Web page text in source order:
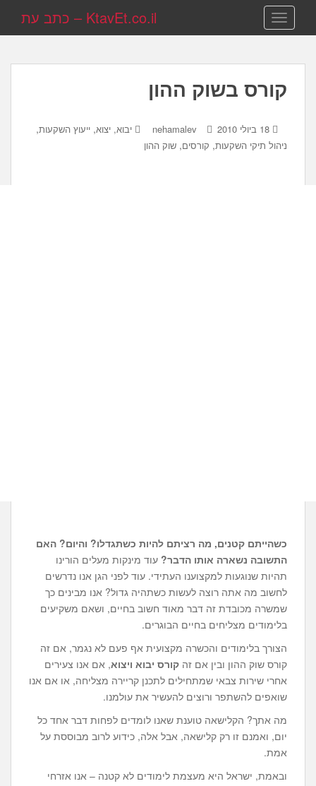
TOGGLE NAVIGATION KtavEt.co.il – כתב עת
קורס בשוק ההון
18 ביולי 2010 nehamalev יבוא, יצוא, ייעוץ השקעות,
ניהול תיקי השקעות, קורסים, שוק ההון
כשהייתם קטנים, מה רציתם להיות כשתגדלו? והיום? האם
התשובה נשארה אותו הדבר? עוד מינקות מעלים הורינו
תהיות שנוגעות למקצוענו העתידי. עוד לפני הגן אנו נדרשים
לחשוב מה אתה רוצה לעשות כשתהיה גדול? אנו מבינים כך
שמשרה מכובדת זה דבר מאוד חשוב בחיים, ושאם משקיעים
בלימודים מצליחים בחיים הבוגרים.
הצורך בלימודים והכשרה מקצועית אף פעם לא נגמר, אם זה
קורס שוק ההון ובין אם זה קורס יבוא ויצוא, אם אנו צעירים
אחרי שירות צבאי שמתחילים לתכנן קריירה מצליחה, או אם אנו
שואפים להשתפר ורוצים להעשיר את עולמנו.
מה אתך? הקלישאה טוענת שאנו לומדים לפחות דבר אחד כל
יום, ואמנם זו רק קלישאה, אבל אלה, כידוע לרוב מבוססת על
אמת.
ובאמת, ישראל היא מעצמת לימודים לא קטנה – אנו אזרחי